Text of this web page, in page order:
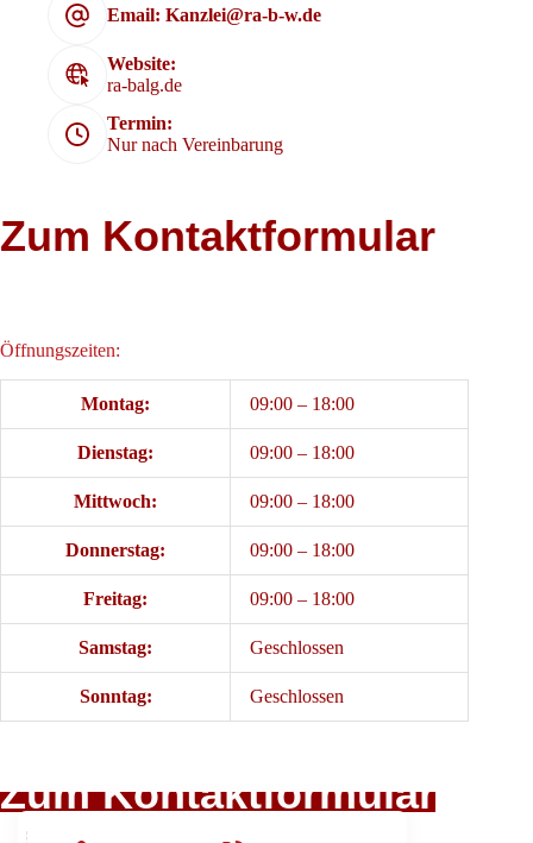
Email: Kanzlei@ra-b-w.de
Website:
ra-balg.de
Termin:
Nur nach Vereinbarung
Zum Kontaktformular
Öffnungszeiten:
Montag: 09:00 – 18:00
Dienstag: 09:00 – 18:00
Mittwoch: 09:00 – 18:00
Donnerstag: 09:00 – 18:00
Freitag: 09:00 – 18:00
Samstag: Geschlossen
Sonntag: Geschlossen
Zum Kontaktformular